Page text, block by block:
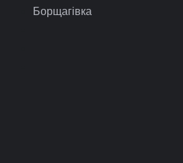
Борщагівка